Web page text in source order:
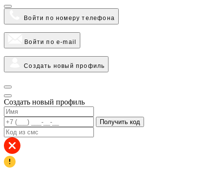
Войти по номеру телефона
Войти по e-mail
Создать новый профиль
Создать новый профиль
Получить код